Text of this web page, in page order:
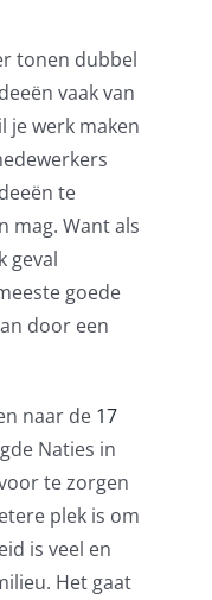
tonen dubbel
vaak van
je werk maken
te
mag. Want als
geval
goede
door een
naar de 17
Naties in
te zorgen
plek is om
is veel en
Het gaat